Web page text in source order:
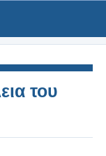
του